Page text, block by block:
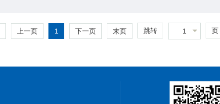
上一页 1 下一页 末页 跳转 1 页